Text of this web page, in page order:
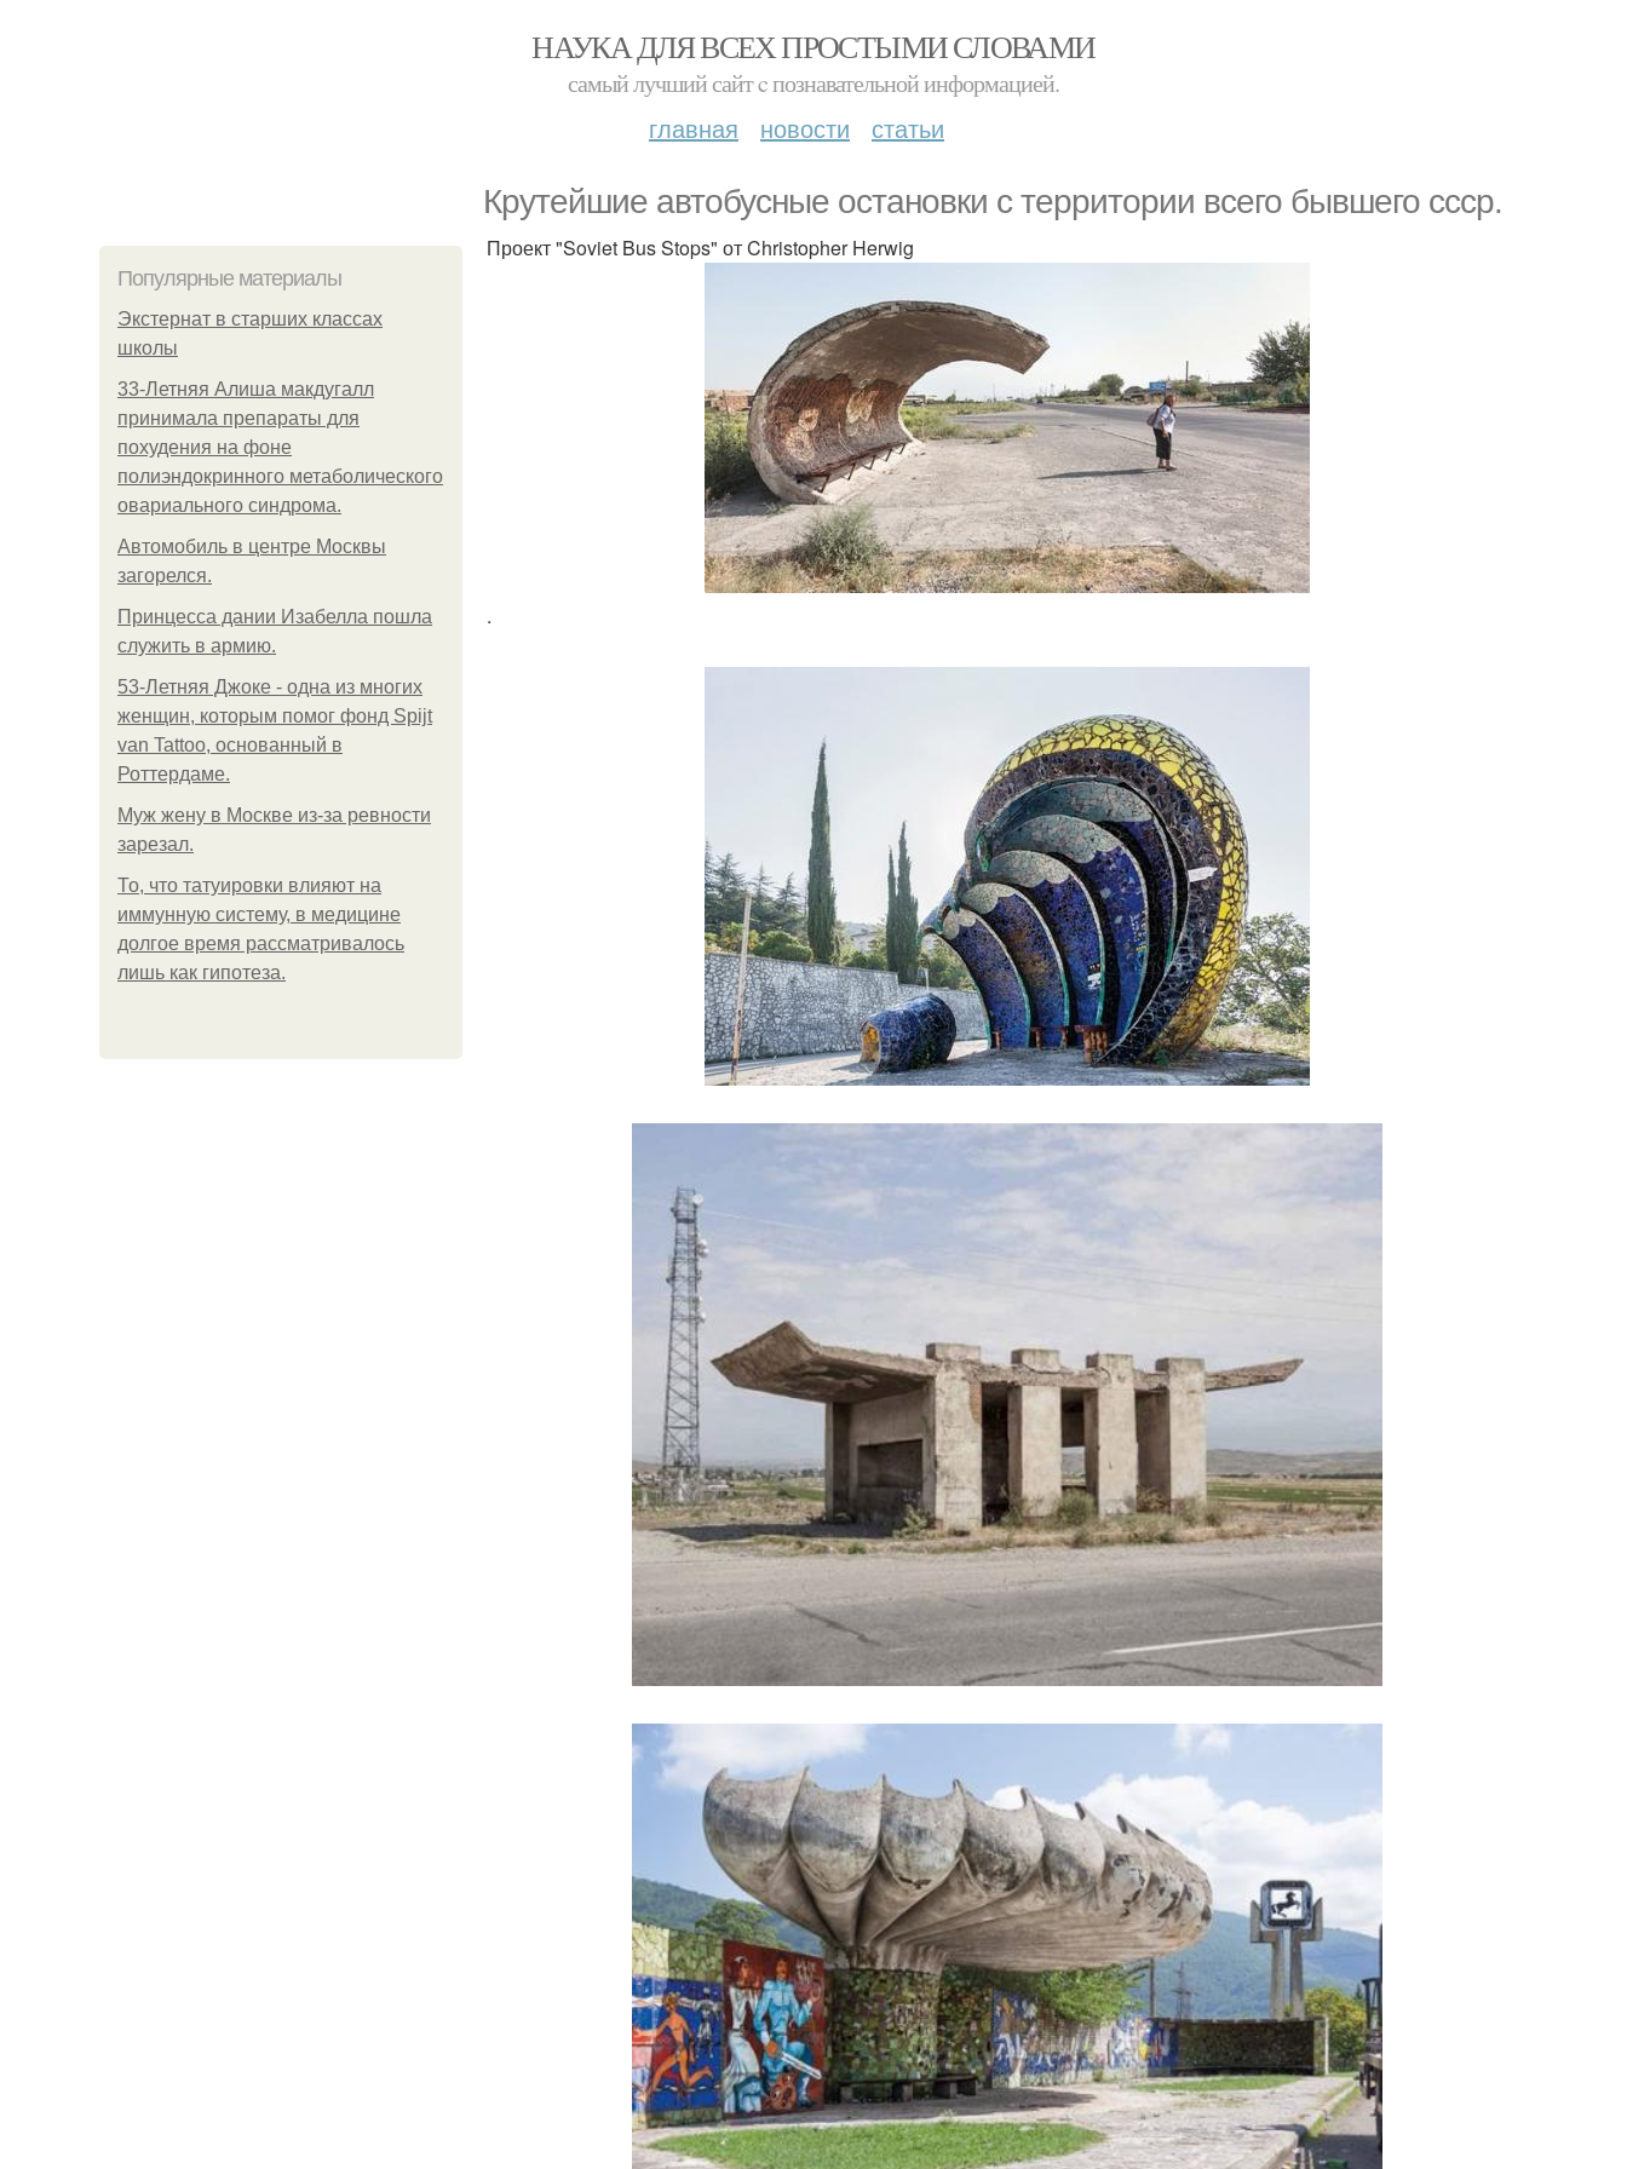
НАУКА ДЛЯ ВСЕХ ПРОСТЫМИ СЛОВАМИ
самый лучший сайт c познавательной информацией.
главная новости статьи
Крутейшие автобусные остановки с территории всего бывшего ссср.
Популярные материалы
Экстернат в старших классах
школы
33-Летняя Алиша макдугалл
принимала препараты для
похудения на фоне
полиэндокринного метаболического
овариального синдрома.
Автомобиль в центре Москвы
загорелся.
Принцесса дании Изабелла пошла
служить в армию.
53-Летняя Джоке - одна из многих
женщин, которым помог фонд Spijt
van Tattoo, основанный в
Роттердаме.
Mуж жену в Москве из-за ревности
зарезал.
То, что татуировки влияют на
иммунную систему, в медицине
долгое время рассматривалось
лишь как гипотеза.
Проект "Soviet Bus Stops" от Christopher Herwig
.